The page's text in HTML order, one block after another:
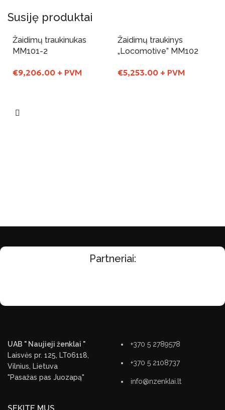
Susiję produktai
Žaidimų traukinukas
MM101-2
€9,206.00 + PVM
Žaidimų traukinys
„Locomotive” MM102
€5,253.00 + PVM
Partneriai:
UAB " Naujieji ženklai "
Laisvės pr. 125, LT06118,
Vilnius, Lietuva
"Pasažas pas Juozapą"
+370 5 2789578
+370 5 2108737
info@nzenklai.lt